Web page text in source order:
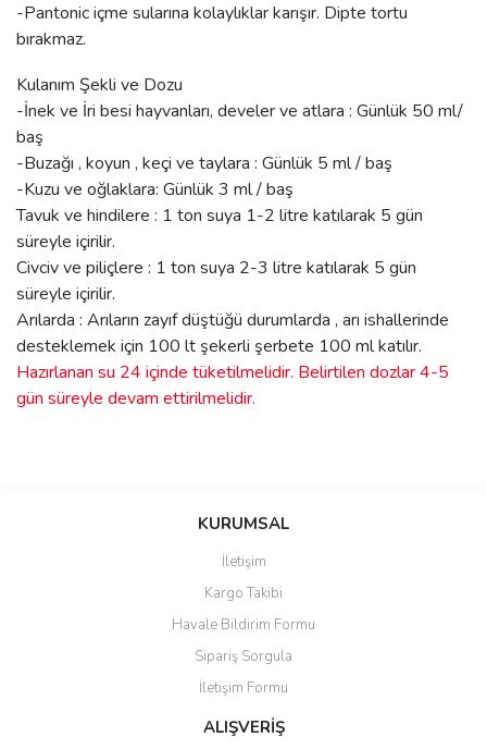
-Pantonic içme sularına kolaylıklar karışır. Dipte tortu
bırakmaz.
Kulanım Şekli ve Dozu
-İnek ve İri besi hayvanları, develer ve atlara : Günlük 50 ml/
baş
-Buzağı , koyun , keçi ve taylara : Günlük 5 ml / baş
-Kuzu ve oğlaklara: Günlük 3 ml / baş
Tavuk ve hindilere : 1 ton suya 1-2 litre katılarak 5 gün
süreyle içirilir.
Civciv ve piliçlere : 1 ton suya 2-3 litre katılarak 5 gün
süreyle içirilir.
Arılarda : Arıların zayıf düştüğü durumlarda , arı ishallerinde
desteklemek için 100 lt şekerli şerbete 100 ml katılır.
Hazırlanan su 24 içinde tüketilmelidir. Belirtilen dozlar 4-5
gün süreyle devam ettirilmelidir.
Bu ürüne ilk yorumu siz yapın!
Ürün resmi kalitesiz, bozuk veya görüntülenemiyor.
Ürün açıklamasında eksik bilgiler bulunuyor.
Ürün bilgilerinde hatalar bulunuyor.
Ürün fiyatı diğer sitelerden daha pahalı.
Bu ürüne benzer farklı alternatifler olmalı.
KURUMSAL
İletişim
Kargo Takibi
Havale Bildirim Formu
Sipariş Sorgula
İletişim Formu
ALIŞVERİŞ